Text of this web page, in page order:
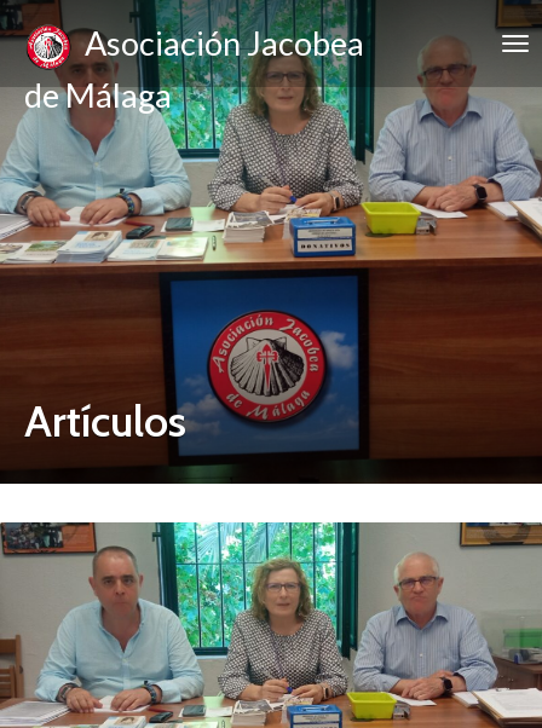
Asociación Jacobea
de Málaga
Artículos